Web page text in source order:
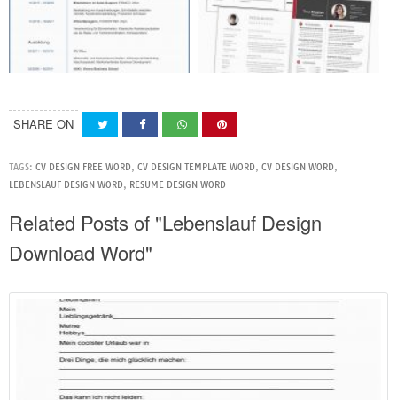
SHARE ON
TAGS: CV DESIGN FREE WORD, CV DESIGN TEMPLATE WORD, CV DESIGN WORD,
LEBENSLAUF DESIGN WORD, RESUME DESIGN WORD
Related Posts of "Lebenslauf Design
Download Word"